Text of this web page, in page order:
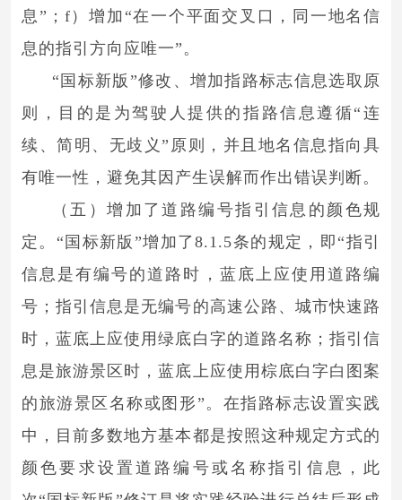
息”；f）增加“在一个平面交叉口，同一地名信
息的指引方向应唯一”。
“国标新版”修改、增加指路标志信息选取原
则，目的是为驾驶人提供的指路信息遵循“连
续、简明、无歧义”原则，并且地名信息指向具
有唯一性，避免其因产生误解而作出错误判断。
（五）增加了道路编号指引信息的颜色规
定。“国标新版”增加了8.1.5条的规定，即“指引
信息是有编号的道路时，蓝底上应使用道路编
号；指引信息是无编号的高速公路、城市快速路
时，蓝底上应使用绿底白字的道路名称；指引信
息是旅游景区时，蓝底上应使用棕底白字白图案
的旅游景区名称或图形”。在指路标志设置实践
中，目前多数地方基本都是按照这种规定方式的
颜色要求设置道路编号或名称指引信息，此